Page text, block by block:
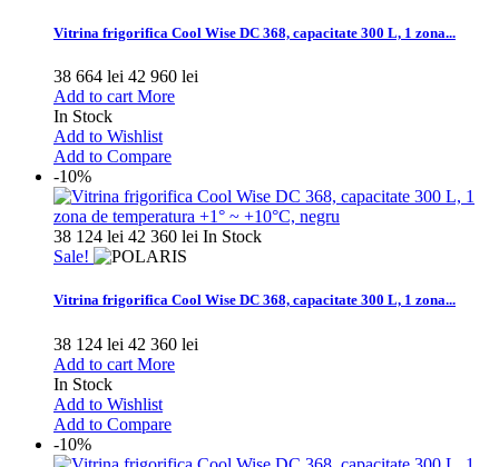
Vitrina frigorifica Cool Wise DC 368, capacitate 300 L, 1 zona...
38 664 lei 42 960 lei
Add to cart More
In Stock
Add to Wishlist
Add to Compare
-10%
38 124 lei 42 360 lei In Stock
Sale!
Vitrina frigorifica Cool Wise DC 368, capacitate 300 L, 1 zona...
38 124 lei 42 360 lei
Add to cart More
In Stock
Add to Wishlist
Add to Compare
-10%